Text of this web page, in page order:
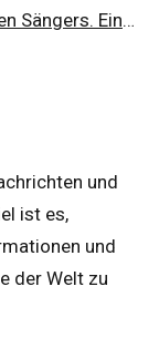
Sängers. Ein
und
ist es,
und
der Welt zu